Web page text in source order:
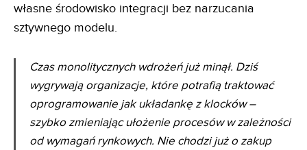
własne środowisko integracji bez narzucania
sztywnego modelu.
Czas monolitycznych wdrożeń już minął. Dziś
wygrywają organizacje, które potrafią traktować
oprogramowanie jak układankę z klocków –
szybko zmieniając ułożenie procesów w zależności
od wymagań rynkowych. Nie chodzi już o zakup